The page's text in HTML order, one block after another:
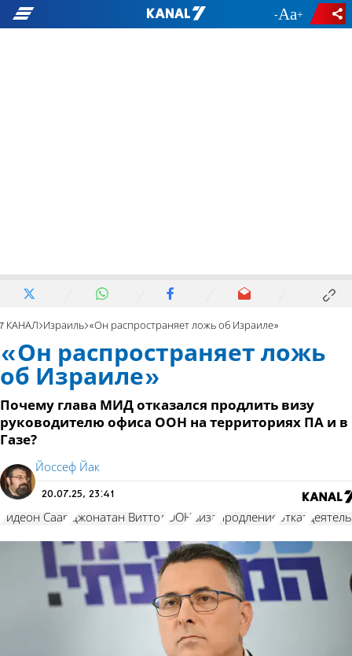
- +
7 КАНАЛ Израиль «Он распространяет ложь об Израиле»
«Он распространяет ложь
об Израиле»
Почему глава МИД отказался продлить визу
руководителю офиса ООН на территориях ПА и в
Газе?
Йоссеф Йак
20.07.25, 23:41
Гидеон Саар Джонатан Виттол ООН виза продление отказ